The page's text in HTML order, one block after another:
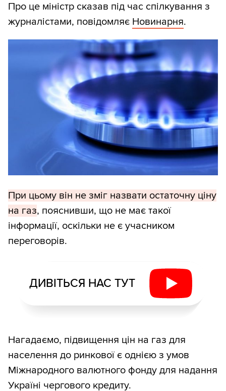
Про це міністр сказав під час спілкування з
журналістами, повідомляє Новинарня.
При цьому він не зміг назвати остаточну ціну
на газ, пояснивши, що не має такої
інформації, оскільки не є учасником
переговорів.
ДИВІТЬСЯ НАС ТУТ
Нагадаємо, підвищення цін на газ для
населення до ринкової є однією з умов
Міжнародного валютного фонду для надання
Україні чергового кредиту.